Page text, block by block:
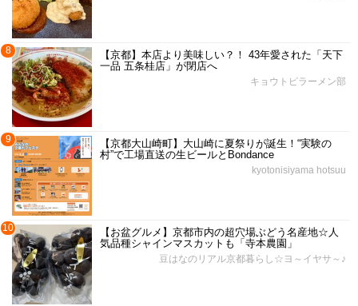
8
【京都】本店より美味しい？！ 43年愛された「天下
一品 五条桂店」が閉店へ
キョウトピラーメン部
9
【京都大山崎町】大山崎に夏祭りが誕生！“実験の
村”で工場直送の生ビールとBondance
kyotonisiyama hotsuu
10
【お盆グルメ】京都市内の超穴場ぶどう名産地☆人
気品種シャインマスカットも「寺本農園」
豆はなのリアル京都暮らし☆ヨ～イヤサ～♪